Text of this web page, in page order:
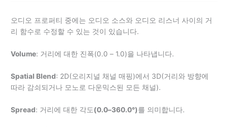
오디오 프로퍼티 중에는 오디오 소스와 오디오 리스너 사이의 거
리 함수로 수정할 수 있는 것이 있습니다.
Volume: 거리에 대한 진폭(0.0 – 1.0)을 나타냅니다.
Spatial Blend: 2D(오리지널 채널 매핑)에서 3D(거리와 방향에
따라 감쇠되거나 모노로 다운믹스된 모든 채널).
Spread: 거리에 대한 각도(0.0–360.0°)를 의미합니다.